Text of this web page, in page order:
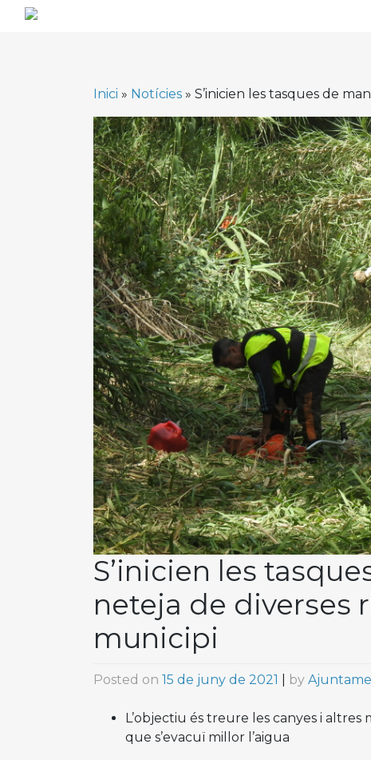
Skip
Inici » Notícies » S’inicien les tasques de
S’inicien les
neteja de diverses
municipi
Posted on 15 de juny de 2021 by
L’objectiu és treure les canyes i altres
que s’evacuï millor l’aigua